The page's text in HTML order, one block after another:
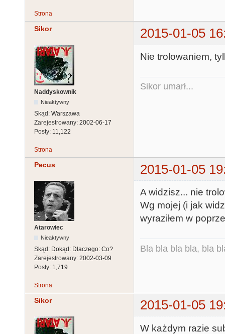
Strona
Sikor 2015-01-05
Naddyskownik
Nieaktywny
Skąd: Warszawa
Zarejestrowany: 2002-06-17
Posty: 11,122
Nie trolowaniem,
Sikor umarł...
Strona
Pecus 2015-01-05
Atarowiec
Nieaktywny
Skąd: Dokąd: Dlaczego: Co?
Zarejestrowany: 2002-03-09
Posty: 1,719
A widzisz... nie
Wg mojej (i jak
wyraziłem w
Bla bla bla bla, bla
Strona
Sikor 2015-01-05
W każdym razie